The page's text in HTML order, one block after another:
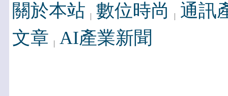
關於本站 數位時尚
通訊
文章 AI產業新聞